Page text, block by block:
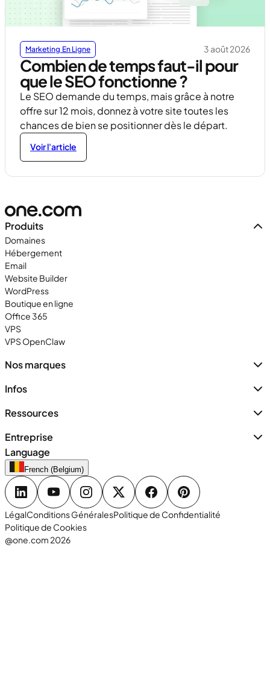
Marketing En Ligne 3 août 2026
Combien de temps faut-il pour
que le SEO fonctionne ?
Le SEO demande du temps, mais grâce à notre
offre sur 12 mois, donnez à votre site toutes les
chances de bien se positionner dès le départ.
Voir l'article
Produits
Domaines
Hébergement
Email
Website Builder
WordPress
Boutique en ligne
Office 365
VPS
VPS OpenClaw
Nos marques
Infos
Ressources
Entreprise
Language
French (Belgium)
LégalConditions GénéralesPolitique de Confidentialité
Politique de Cookies
@one.com 2026